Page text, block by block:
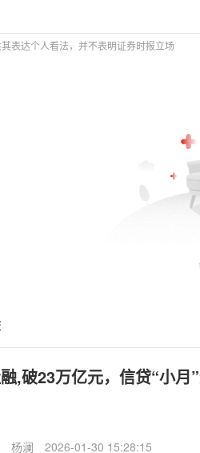
表达个人看法，并不表明证券时报立场
,破23万亿元，信贷“小月
杨澜 2026-01-30 15:28:15